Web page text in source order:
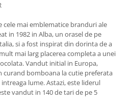
cele mai emblematice branduri ale
in 1982 in Alba, un orasel de pe
si a fost inspirat din dorinta de a
mai larg placerea completa a unei
Vandut initial in Europa,
curand bomboana la cutie preferata
lume. Astazi, este liderul
vandut in 140 de tari de pe 5